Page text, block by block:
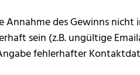
Annahme des Gewinns
sein (z.B. ungültige
fehlerhafter